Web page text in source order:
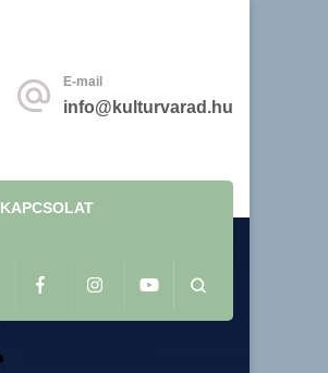
E-mail
info@kulturvarad.hu
KAPCSOLAT